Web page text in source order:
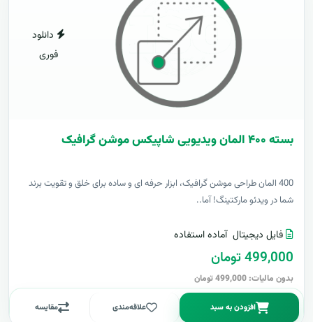
دانلود
فوری
بسته ۴۰۰ المان ویدیویی شاپیکس موشن گرافیک
400 المان طراحی موشن گرافیک، ابزار حرفه ای و ساده برای خلق و تقویت برند
شما در ویدئو مارکتینگ! آما..
فایل دیجیتال آماده استفاده
499,000 تومان
بدون مالیات: 499,000 تومان
افزودن به سبد علاقه‌مندی مقایسه